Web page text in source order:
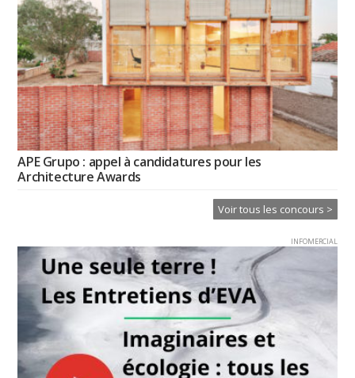
APE Grupo : appel à candidatures pour les
Architecture Awards
Voir tous les concours >
INFOMERCIAL